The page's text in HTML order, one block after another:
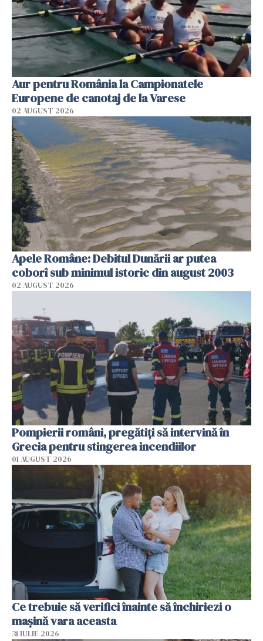
Aur pentru România la Campionatele
Europene de canotaj de la Varese
02 AUGUST 2026
Apele Române: Debitul Dunării ar putea
coborî sub minimul istoric din august 2003
02 AUGUST 2026
Pompierii români, pregătiţi să intervină în
Grecia pentru stingerea incendiilor
01 AUGUST 2026
Ce trebuie să verifici înainte să închiriezi o
mașină vara aceasta
31 IULIE 2026